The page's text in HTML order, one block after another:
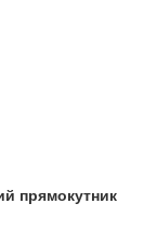
прямокутник